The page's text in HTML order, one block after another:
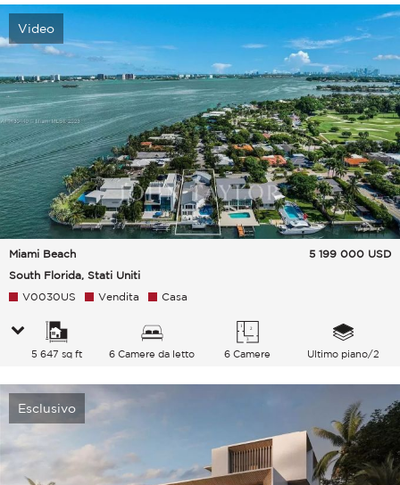
Video
Miami Beach
South Florida, Stati Uniti
5 199 000 USD
V0030US Vendita Casa
5 647 sq ft 6 Camere da letto 6 Camere Ultimo piano/2
Esclusivo